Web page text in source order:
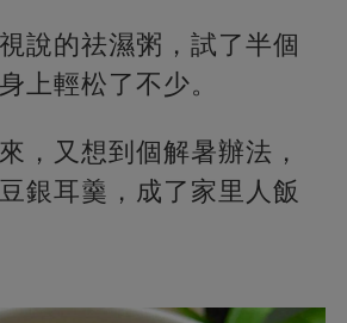
說的祛濕粥，試了半個
上輕松了不少。
，又想到個解暑辦法，
銀耳羹，成了家里人飯